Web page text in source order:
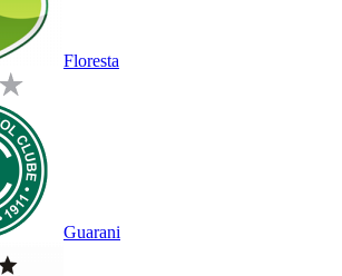
Floresta
Guarani